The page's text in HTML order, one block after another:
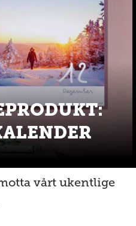
vårt ukentlige